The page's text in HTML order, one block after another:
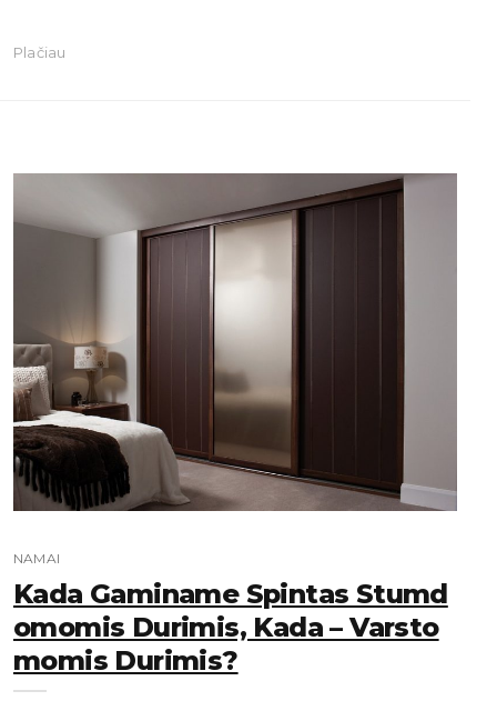
Plačiau
NAMAI
Kada Gaminame Spintas Stumd
Omomis Durimis, Kada – Varsto
Momis Durimis?